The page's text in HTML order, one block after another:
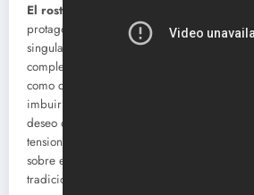
El rostro impenetrable
protagonizada por Marlon Brando, emerge
singular dentro del western clásico, por su
complejidad moral de sus personajes. En
como director, Brando subvirtió las
imbuirlo de una densidad psicológica que
deseo de venganza y el coste de la
tensiones estilísticas y narrativas, se
sobre el fracaso de los ideales heroicos
tradicional.